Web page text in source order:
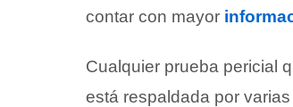
contar con mayor
Cualquier prueba pericial
está respaldada por